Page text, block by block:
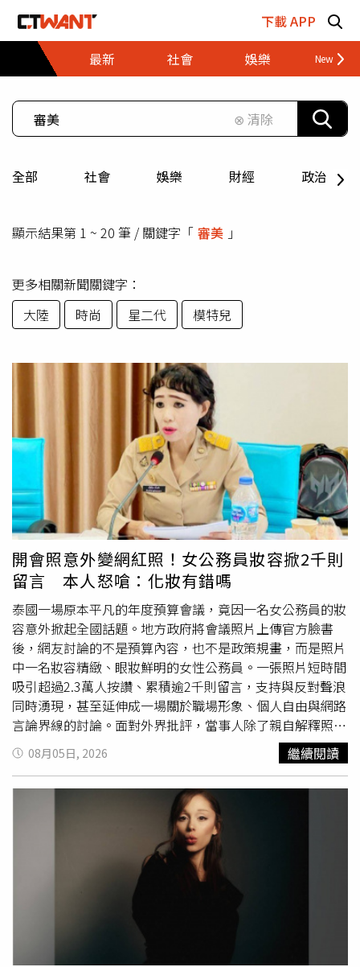
下載 APP
最新
社會 娛樂 財經
⊗ 清除
全部 社會 娛樂 財經 政治
顯示結果第 1 ~ 20 筆 / 關鍵字「 審美 」
更多相關新聞關鍵字：
大陸
時尚 星二代 模特兒
開會照意外變網紅照！女公務員妝容掀2千則
留言 本人怒嗆：化妝有錯嗎
泰國一場原本平凡的年度預算會議，竟因一名女公務員的妝
容意外掀起全國話題。地方政府將會議照片上傳官方臉書
後，網友討論的不是預算內容，也不是政策規畫，而是照片
中一名妝容精緻、眼妝鮮明的女性公務員。一張照片短時間
吸引超過2.3萬人按讚、累積逾2千則留言，支持與反對聲浪
同時湧現，甚至延伸成一場關於職場形象、個人自由與網路
言論界線的討論。面對外界批評，當事人除了親自解釋照片
修圖原因，更強硬回應酸民，直言若惡意攻擊持續，不排除
循法律途徑維護自身權益。原本只是地方政府例行會議，卻
因一名女公務員的精緻妝容意外掀起全網討論。（圖／翻攝
自臉書，เทศบาลตำบลปะแต อำเภอยะหา）綜合泰國多家媒
體報導，事件發生於泰國也拉府（Yala）亞哈縣（Yaha）巴
德鎮（Patae）。當地政府3日在官方臉書分享一系列會議照
片，內容為討論2027年度預算支出條例草案，以及2027年
至2029年三年期人力配置計畫，由地方首長及相關主管共
同與會，原本只是例行性的行政紀錄。沒想到貼文曝光後，
網友幾乎完全忽略會議內容，反而將焦點集中在其中一名女
性公務員身上。她以妝感完整、眼妝鮮明及造型俐落的形象
08月05日, 2026 繼續閱讀